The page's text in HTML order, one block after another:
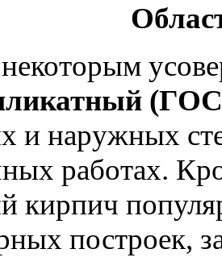
и наружных
работах.
кирпич
построек,